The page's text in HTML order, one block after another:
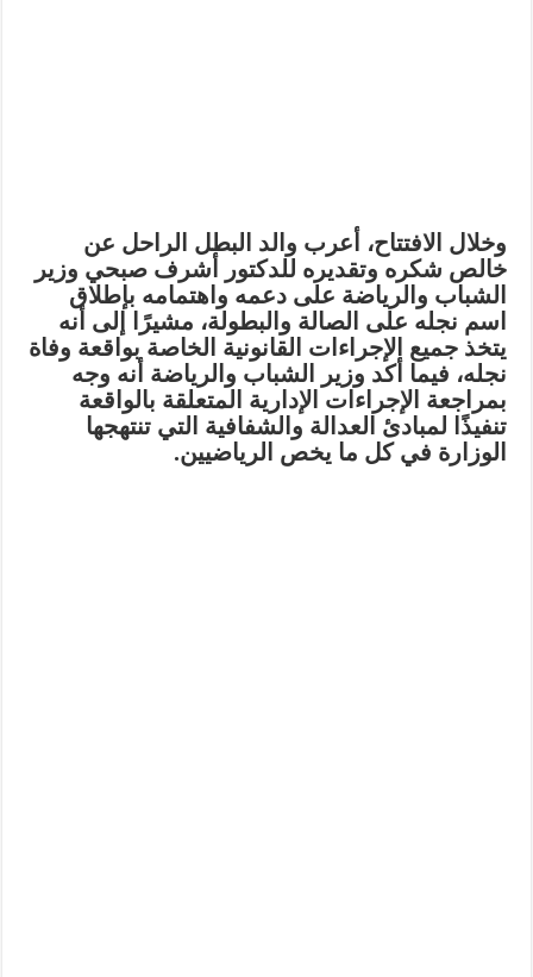
وخلال الافتتاح، أعرب والد البطل الراحل عن
خالص شكره وتقديره للدكتور أشرف صبحي وزير
الشباب والرياضة على دعمه واهتمامه بإطلاق
اسم نجله على الصالة والبطولة، مشيرًا إلى أنه
يتخذ جميع الإجراءات القانونية الخاصة بواقعة وفاة
نجله، فيما أكد وزير الشباب والرياضة أنه وجه
بمراجعة الإجراءات الإدارية المتعلقة بالواقعة
تنفيذًا لمبادئ العدالة والشفافية التي تنتهجها
الوزارة في كل ما يخص الرياضيين.